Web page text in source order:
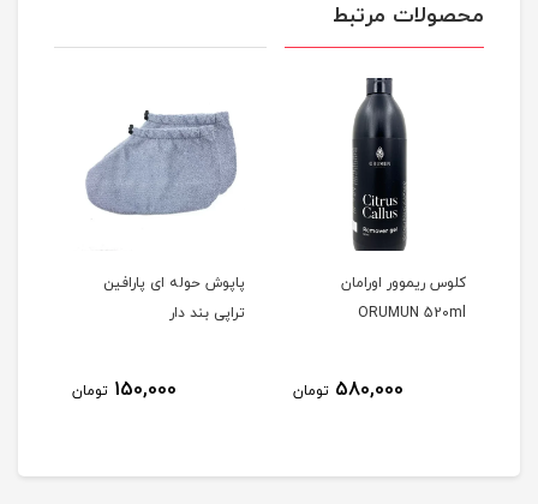
محصولات مرتبط
کلوس ریموور اورامان
ORUMUN 520ml
580,000 تومان
پاپوش حوله ای پارافین
تراپی بند دار
150,000 تومان